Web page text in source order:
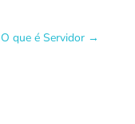
O que é Servidor →